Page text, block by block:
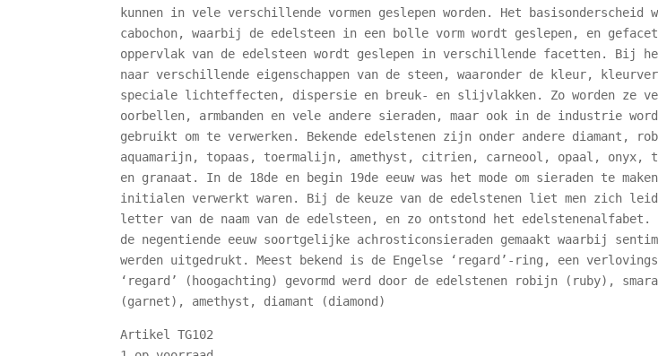
kunnen in vele verschillende vormen geslepen worden. Het basisonderscheid
cabochon, waarbij de edelsteen in een bolle vorm wordt geslepen, en
oppervlak van de edelsteen wordt geslepen in verschillende facetten. Bij
naar verschillende eigenschappen van de steen, waaronder de kleur,
speciale lichteffecten, dispersie en breuk- en slijvlakken. Zo worden ze
oorbellen, armbanden en vele andere sieraden, maar ook in de industrie
gebruikt om te verwerken. Bekende edelstenen zijn onder andere diamant,
aquamarijn, topaas, toermalijn, amethyst, citrien, carneool, opaal,
en granaat. In de 18de en begin 19de eeuw was het mode om sieraden te
initialen verwerkt waren. Bij de keuze van de edelstenen liet men zich
letter van de naam van de edelsteen, en zo ontstond het edelstenenalfabet.
de negentiende eeuw soortgelijke achrosticonsieraden gemaakt waarbij
werden uitgedrukt. Meest bekend is de Engelse ‘regard’-ring, een
‘regard’ (hoogachting) gevormd werd door de edelstenen robijn (ruby),
(garnet), amethyst, diamant (diamond)
Artikel TG102